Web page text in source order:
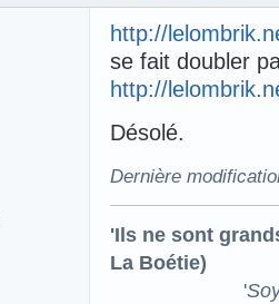
http://
se fait doubler
http://
Désolé.
Dernière
'Ils ne sont
La Boétie)
'